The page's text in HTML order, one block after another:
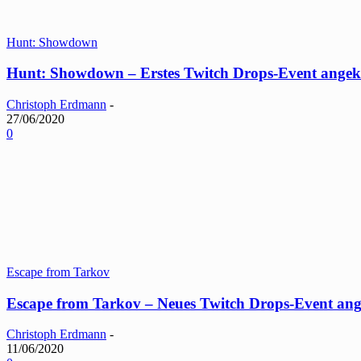
Hunt: Showdown
Hunt: Showdown – Erstes Twitch Drops-Event
Christoph Erdmann -
27/06/2020
0
Escape from Tarkov
Escape from Tarkov – Neues Twitch Drops-Event
Christoph Erdmann -
11/06/2020